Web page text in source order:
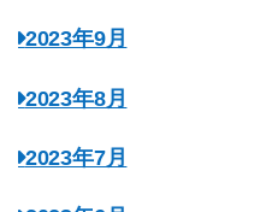
2023年9月
2023年8月
2023年7月